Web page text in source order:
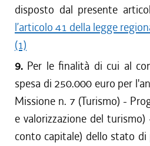
disposto dal presente
l’articolo 41 della legge
(1)
9. Per le finalità di cui al
spesa di 250.000 euro per
Missione n. 7 (Turismo) -
e valorizzazione del
conto capitale) dello stato di